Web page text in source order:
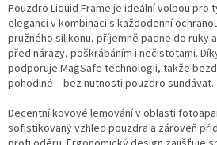
Pouzdro Liquid Frame je ideální volbou pro
eleganci v kombinaci s každodenní
pružného silikonu, příjemně padne do ruky
před nárazy, poškrábáním i nečistotami.
podporuje MagSafe technologii, takže
pohodlné – bez nutnosti pouzdro sundávat.
Decentní kovové lemování v oblasti
sofistikovaný vzhled pouzdra a zároveň